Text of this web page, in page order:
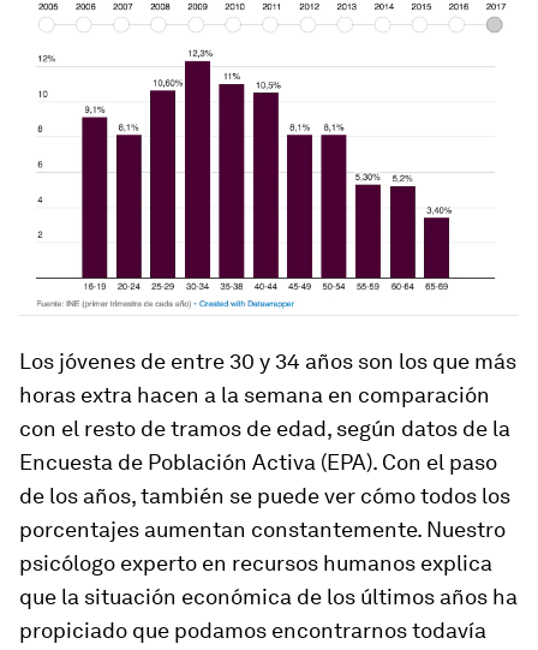
Los jóvenes de entre 30 y 34 años son los que más
horas extra hacen a la semana en comparación
con el resto de tramos de edad, según datos de la
Encuesta de Población Activa (EPA). Con el paso
de los años, también se puede ver cómo todos los
porcentajes aumentan constantemente. Nuestro
psicólogo experto en recursos humanos explica
que la situación económica de los últimos años ha
propiciado que podamos encontrarnos todavía